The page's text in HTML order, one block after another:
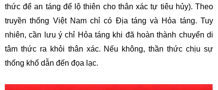
thức để an táng để lộ thiên cho thân xác tự tiêu hủy). Theo
truyền thống Việt Nam chỉ có Địa táng và Hỏa táng. Tuy
nhiên, cần lưu ý chỉ Hỏa táng khi đã hoàn thành chuyển di
tâm thức ra khỏi thân xác. Nếu không, thần thức chịu sự
thống khổ dẫn đến đọa lạc.